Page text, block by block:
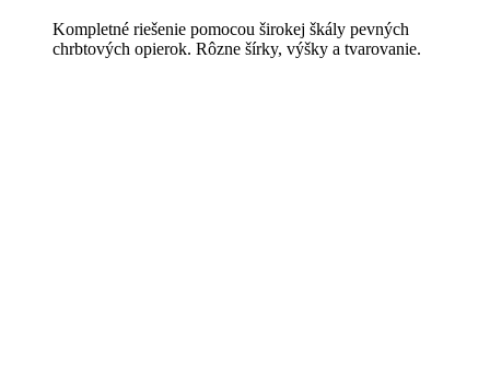
Kompletné riešenie pomocou širokej škály pevných
chrbtových opierok. Rôzne šírky, výšky a tvarovanie.